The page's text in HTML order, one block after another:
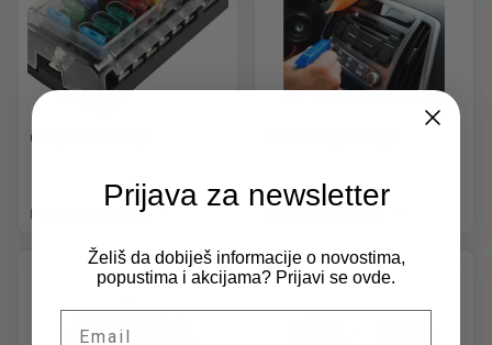
Osigurači i kutije
Pogledaj ponudu
Prijava za newsletter
Želiš da dobiješ informacije o novostima,
popustima i akcijama? Prijavi se ovde.